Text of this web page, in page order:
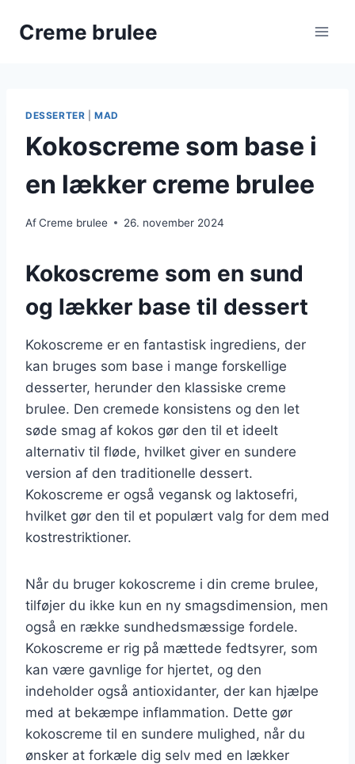
Creme brulee
DESSERTER |MAD
Kokoscreme som base i
en lækker creme brulee
AfCreme brulee 26. november 2024
Kokoscreme som en sund
og lækker base til dessert
Kokoscreme er en fantastisk ingrediens, der
kan bruges som base i mange forskellige
desserter, herunder den klassiske creme
brulee. Den cremede konsistens og den let
søde smag af kokos gør den til et ideelt
alternativ til fløde, hvilket giver en sundere
version af den traditionelle dessert.
Kokoscreme er også vegansk og laktosefri,
hvilket gør den til et populært valg for dem med
kostrestriktioner.
Når du bruger kokoscreme i din creme brulee,
tilføjer du ikke kun en ny smagsdimension, men
også en række sundhedsmæssige fordele.
Kokoscreme er rig på mættede fedtsyrer, som
kan være gavnlige for hjertet, og den
indeholder også antioxidanter, der kan hjælpe
med at bekæmpe inflammation. Dette gør
kokoscreme til en sundere mulighed, når du
ønsker at forkæle dig selv med en lækker